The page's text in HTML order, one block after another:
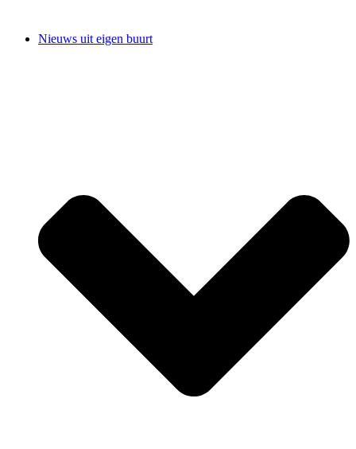
Nieuws uit eigen buurt